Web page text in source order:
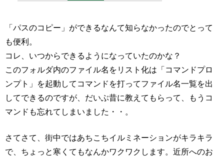
「パスのコピー」ができるなんて知らなかったのでとって
も便利。
コレ、いつからできるようになっていたのかな？
このフォルダ内のファイル名をリスト化は「コマンドプロ
ンプト」を起動してコマンドを打ってファイル名一覧を出
してできるのですが、だいぶ昔に教えてもらって、もうコ
マンドも忘れてしまいました・・。
さてさて、街中ではあちこちイルミネーションがキラキラ
で、ちょっと寒くてもなんかワクワクします。近所へのお